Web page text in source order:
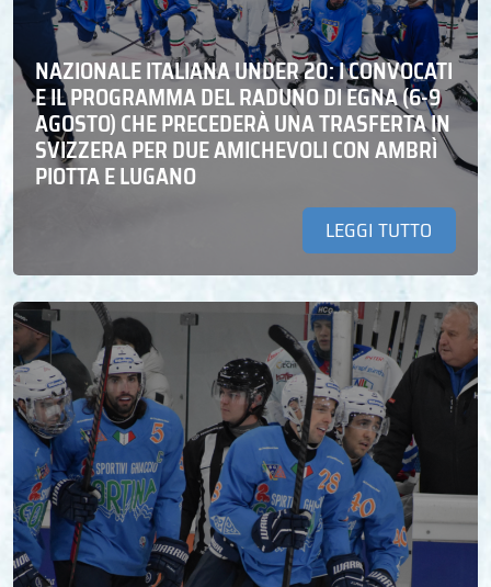
NAZIONALE ITALIANA UNDER 20: I CONVOCATI
E IL PROGRAMMA DEL RADUNO DI EGNA (6-9
AGOSTO) CHE PRECEDERÀ UNA TRASFERTA IN
SVIZZERA PER DUE AMICHEVOLI CON AMBRÌ
PIOTTA E LUGANO
LEGGI TUTTO